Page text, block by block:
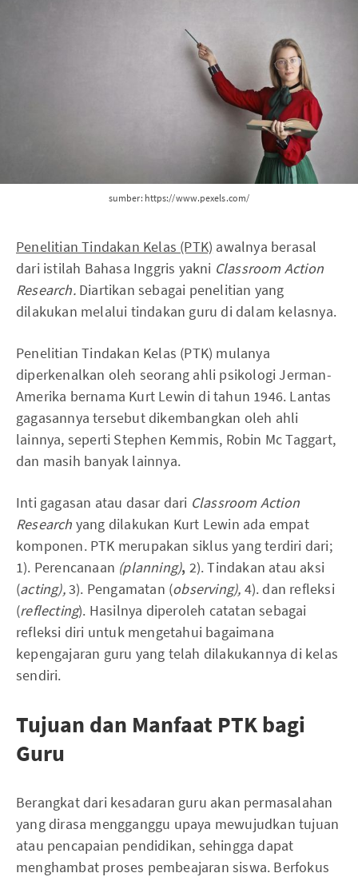
sumber: https://www.pexels.com/
Penelitian Tindakan Kelas (PTK) awalnya berasal
dari istilah Bahasa Inggris yakni Classroom Action
Research. Diartikan sebagai penelitian yang
dilakukan melalui tindakan guru di dalam kelasnya.
Penelitian Tindakan Kelas (PTK) mulanya
diperkenalkan oleh seorang ahli psikologi Jerman-
Amerika bernama Kurt Lewin di tahun 1946. Lantas
gagasannya tersebut dikembangkan oleh ahli
lainnya, seperti Stephen Kemmis, Robin Mc Taggart,
dan masih banyak lainnya.
Inti gagasan atau dasar dari Classroom Action
Research yang dilakukan Kurt Lewin ada empat
komponen. PTK merupakan siklus yang terdiri dari;
1). Perencanaan (planning), 2). Tindakan atau aksi
(acting),3). Pengamatan (observing), 4). dan refleksi
(reflecting). Hasilnya diperoleh catatan sebagai
refleksi diri untuk mengetahui bagaimana
kepengajaran guru yang telah dilakukannya di kelas
sendiri.
Tujuan dan Manfaat PTK bagi
Guru
Berangkat dari kesadaran guru akan permasalahan
yang dirasa mengganggu upaya mewujudkan tujuan
atau pencapaian pendidikan, sehingga dapat
menghambat proses pembeajaran siswa. Berfokus